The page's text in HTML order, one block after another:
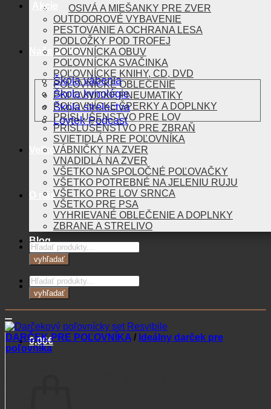
Akcie
Naše aktivity
Škola vábenia
Škola kynológie
Škola strelectva
Lovtek Podcast
Veľkoobchod
O nás
Blog
Kontakt
0,00€
OSIVÁ A MIEŠANKY PRE ZVER
OUTDOOROVÉ VYBAVENIE
PESTOVANIE A OCHRANA LESA
PODLOŽKY POD TROFEJ
POĽOVNÍCKA OBUV
POĽOVNÍCKA SVAČINKA
POĽOVNÍCKE KNIHY, CD, DVD
POĽOVNÍCKE OBLEČENIE
POĽOVNÍCKE PNEUMATIKY
POĽOVNÍCKE ŠPERKY A DOPLNKY
PRÍSLUŠENSTVO PRE LOV
PRÍSLUŠENSTVO PRE ZBRAŇ
SVIETIDLÁ PRE POĽOVNÍKA
VÁBNIČKY NA ZVER
VNADIDLÁ NA ZVER
VŠETKO NA SPOLOČNÉ POĽOVAČKY
VŠETKO POTREBNÉ NA JELENIU RUJU
VŠETKO PRE LOV SRNCA
VŠETKO PRE PSA
VYHRIEVANÉ OBLEČENIE A DOPLNKY
ZBRANE A STRELIVO
Products
search
vyhľadať
Products
search
vyhľadať
DARČEK PRE POĽOVNÍKA / Ideálny darček pre
poľovníka